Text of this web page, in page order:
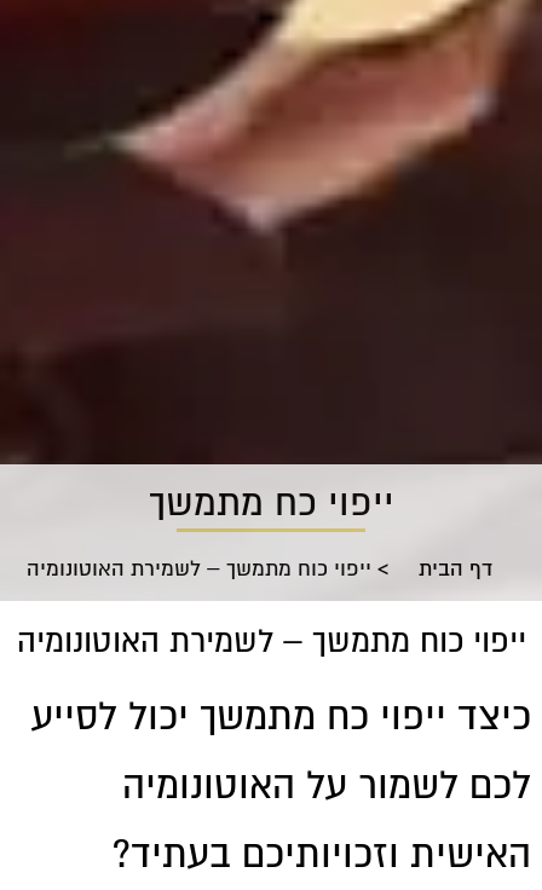
ייפוי כח מתמשך
דף הבית > ייפוי כוח מתמשך – לשמירת האוטונומיה
ייפוי כוח מתמשך – לשמירת האוטונומיה
כיצד ייפוי כח מתמשך יכול לסייע
לכם לשמור על האוטונומיה
האישית וזכויותיכם בעתיד?